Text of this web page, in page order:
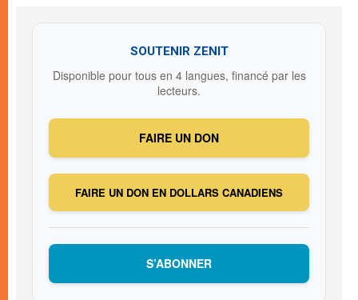
SOUTENIR ZENIT
Disponible pour tous en 4 langues, financé par les
lecteurs.
FAIRE UN DON
FAIRE UN DON EN DOLLARS CANADIENS
S’ABONNER